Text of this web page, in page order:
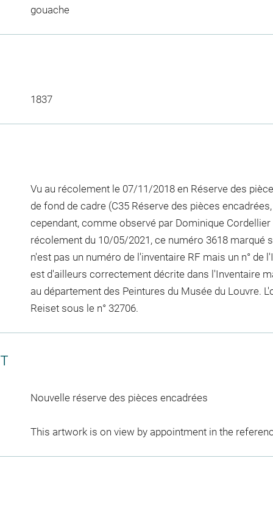
gouache
1837
Vu au récolement le 07/11/2018 en Réserve des
de fond de cadre (C35 Réserve des pièces
cependant, comme observé par Dominique
récolement du 10/05/2021, ce numéro 3618 marqué
n'est pas un numéro de l'inventaire RF mais un n° de
est d'ailleurs correctement décrite dans l'Inventaire
au département des Peintures du Musée du Louvre.
Reiset sous le n° 32706.
Nouvelle réserve des pièces encadrées
This artwork is on view by appointment in the